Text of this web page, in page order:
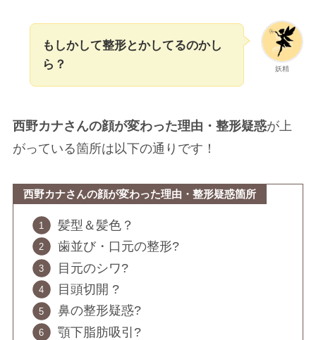
妖精
もしかして整形とかしてるのかし
ら？
西野カナさんの顔が変わった理由・整形疑惑が上
がっている箇所は以下の通りです！
西野カナさんの顔が変わった理由・整形疑惑箇所
髪型＆髪色？
歯並び・口元の整形?
目元のシワ?
目頭切開 ?
鼻の整形疑惑?
顎下脂肪吸引?